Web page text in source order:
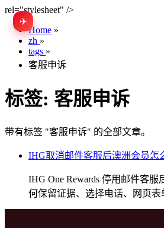
rel="stylesheet" />
✈
Home »
zh »
tags »
客服申诉
标签: 客服申诉
带有标签 "客服申诉" 的全部文章。
IHG取消邮件客服后澳洲会员怎
IHG One Rewards 停用邮件客
何保留证据、选择电话、网页表